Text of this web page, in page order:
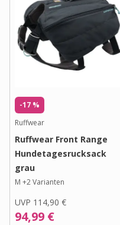
-17 %
Ruffwear
Ruffwear Front Range
Hundetagesrucksack
grau
M +2Varianten
UVP 114,90 €
94,99 €